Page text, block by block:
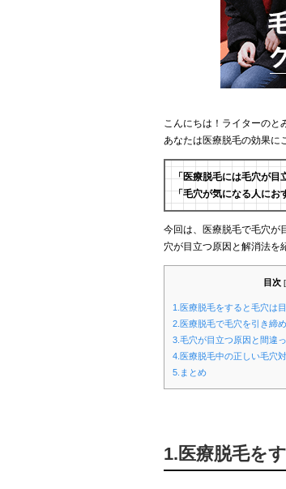
こんにちは！ライターのと
あなたは医療脱毛の効果に
「医療脱毛には毛穴が目
「毛穴が気になる人にお
今回は、医療脱毛で毛穴が
穴が目立つ原因と解消法を
目次 [
1.医療脱毛をすると毛穴は
2.医療脱毛で毛穴を引き締
3.毛穴が目立つ原因と間違
4.医療脱毛中の正しい毛穴
5.まとめ
1.医療脱毛を